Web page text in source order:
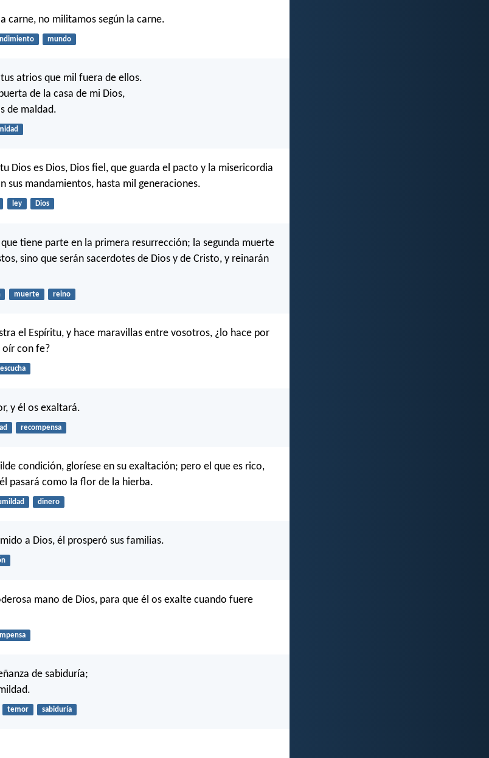
carne, no militamos según la carne.
mundo
atrios que mil fuera de ellos.
de la casa de mi Dios,
de maldad.
Dios es Dios, Dios fiel, que guarda el pacto y la misericordia
sus mandamientos, hasta mil generaciones.
ley Dios
tiene parte en la primera resurrección; la segunda muerte
sino que serán sacerdotes de Dios y de Cristo, y reinarán
muerte reino
el Espíritu, y hace maravillas entre vosotros, ¿lo hace por
oír con fe?
escucha
y él os exaltará.
recompensa
condición, gloríese en su exaltación; pero el que es rico,
pasará como la flor de la hierba.
dinero
a Dios, él prosperó sus familias.
mano de Dios, para que él os exalte cuando fuere
de sabiduría;
temor sabiduría